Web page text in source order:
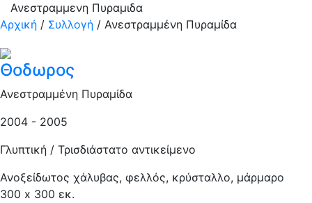
Ανεστραμμενη Πυραμιδα
Αρχική / Συλλογή / Ανεστραμμένη Πυραμίδα
Θοδωρος
Ανεστραμμένη Πυραμίδα
2004 - 2005
Γλυπτική / Τρισδιάστατο αντικείμενο
Ανοξείδωτος χάλυβας, φελλός, κρύσταλλο, μάρμαρο
300 x 300 εκ.